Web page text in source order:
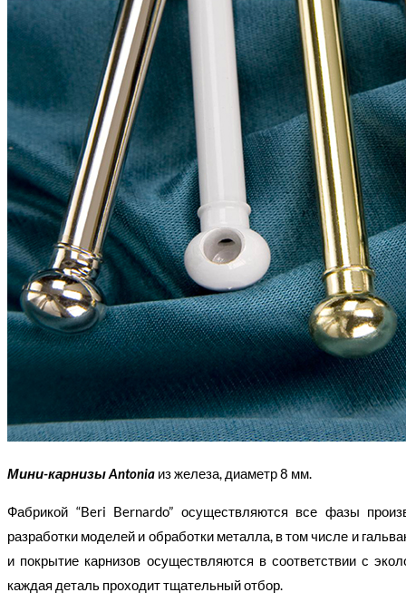
Мини-карнизы Antonia из железа, диаметр 8 мм.
Фабрикой “Beri Bernardo” осуществляются все фазы
разработки моделей и обработки металла, в том числе и
и покрытие карнизов осуществляются в соответствии с
каждая деталь проходит тщательный отбор.